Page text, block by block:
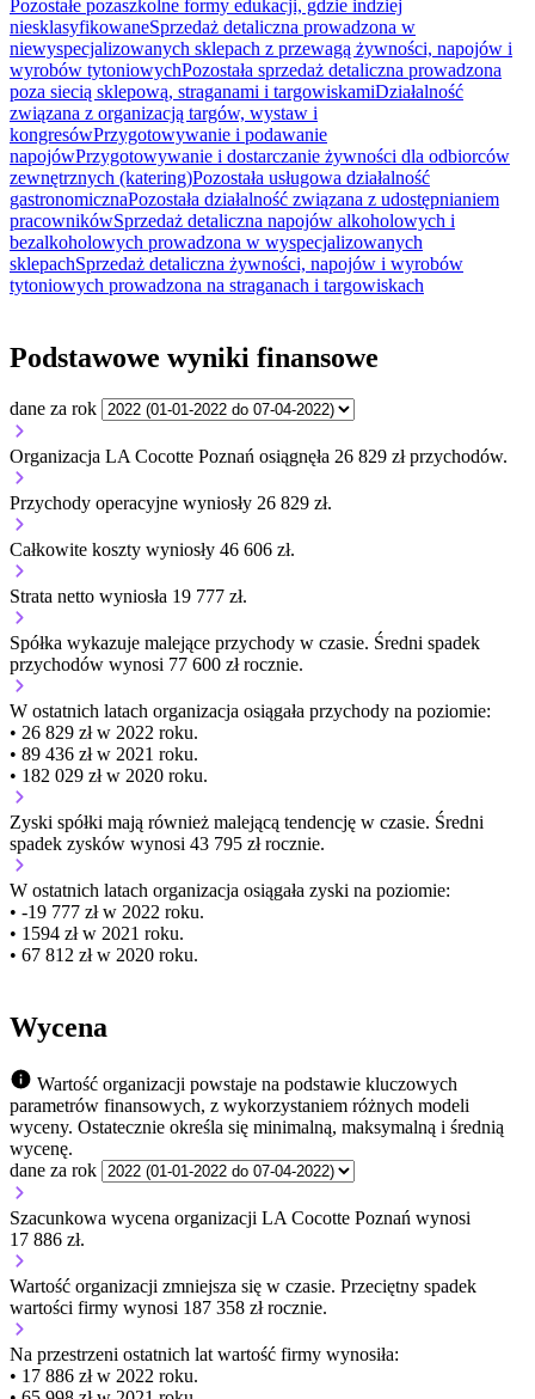
Pozostałe pozaszkolne formy edukacji, gdzie indziej
niesklasyfikowaneSprzedaż detaliczna prowadzona w
niewyspecjalizowanych sklepach z przewagą żywności, napojów i
wyrobów tytoniowychPozostała sprzedaż detaliczna prowadzona
poza siecią sklepową, straganami i targowiskamiDziałalność
związana z organizacją targów, wystaw i
kongresówPrzygotowywanie i podawanie
napojówPrzygotowywanie i dostarczanie żywności dla odbiorców
zewnętrznych (katering)Pozostała usługowa działalność
gastronomicznaPozostała działalność związana z udostępnianiem
pracownikówSprzedaż detaliczna napojów alkoholowych i
bezalkoholowych prowadzona w wyspecjalizowanych
sklepachSprzedaż detaliczna żywności, napojów i wyrobów
tytoniowych prowadzona na straganach i targowiskach
Podstawowe wyniki finansowe
dane za rok
Organizacja LA Cocotte Poznań osiągnęła 26 829 zł przychodów.
Przychody operacyjne wyniosły 26 829 zł.
Całkowite koszty wyniosły 46 606 zł.
Strata netto wyniosła 19 777 zł.
Spółka wykazuje malejące przychody w czasie. Średni spadek
przychodów wynosi 77 600 zł rocznie.
W ostatnich latach organizacja osiągała przychody na poziomie:
• 26 829 zł w 2022 roku.
• 89 436 zł w 2021 roku.
• 182 029 zł w 2020 roku.
Zyski spółki mają również malejącą tendencję w czasie. Średni
spadek zysków wynosi 43 795 zł rocznie.
W ostatnich latach organizacja osiągała zyski na poziomie:
• -19 777 zł w 2022 roku.
• 1594 zł w 2021 roku.
• 67 812 zł w 2020 roku.
Wycena
Wartość organizacji powstaje na podstawie kluczowych
parametrów finansowych, z wykorzystaniem różnych modeli
wyceny. Ostatecznie określa się minimalną, maksymalną i średnią
wycenę.
dane za rok
Szacunkowa wycena organizacji LA Cocotte Poznań wynosi
17 886 zł.
Wartość organizacji zmniejsza się w czasie. Przeciętny spadek
wartości firmy wynosi 187 358 zł rocznie.
Na przestrzeni ostatnich lat wartość firmy wynosiła:
• 17 886 zł w 2022 roku.